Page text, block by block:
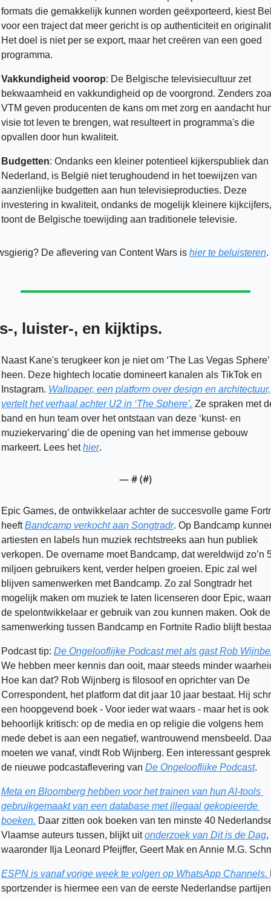
formats die gemakkelijk kunnen worden geëxporteerd, kiest
voor een traject dat meer gericht is op authenticiteit en
Het doel is niet per se export, maar het creëren van een goed
programma.
Vakkundigheid voorop: De Belgische televisiecultuur zet
bekwaamheid en vakkundigheid op de voorgrond. Zenders
VTM geven producenten de kans om met zorg en aandacht
visie tot leven te brengen, wat resulteert in programma's die
opvallen door hun kwaliteit.
Budgetten: Ondanks een kleiner potentieel kijkerspubliek dan
Nederland, is België niet terughoudend in het toewijzen van
aanzienlijke budgetten aan hun televisieproducties. Deze
investering in kwaliteit, ondanks de mogelijk kleinere kijkcijfers,
toont de Belgische toewijding aan traditionele televisie.
De aflevering van Content Wars is hier te beluisteren.
, luister-, en kijktips.
Naast Kane's terugkeer kon je niet om ‘The Las Vegas Sphere’
heen. Deze hightech locatie domineert kanalen als TikTok en
Instagram. Wallpaper, een platform over design en architectuur,
vertelt het verhaal achter U2 in ‘The Sphere’. Ze spraken met
band en hun team over het ontstaan van deze ‘kunst- en
muziekervaring’ die de opening van het immense gebouw
markeert. Lees het hier.
— # (#)
Epic Games, de ontwikkelaar achter de succesvolle game
heeft Bandcamp verkocht aan Songtradr. Op Bandcamp
artiesten en labels hun muziek rechtstreeks aan hun publiek
verkopen. De overname moet Bandcamp, dat wereldwijd zo’n
miljoen gebruikers kent, verder helpen groeien. Epic zal wel
blijven samenwerken met Bandcamp. Zo zal Songtradr het
mogelijk maken om muziek te laten licenseren door Epic,
de spelontwikkelaar er gebruik van zou kunnen maken. Ook de
samenwerking tussen Bandcamp en Fortnite Radio blijft
Podcast tip: De Ongelooflijke Podcast met als gast Rob
We hebben meer kennis dan ooit, maar steeds minder
Hoe kan dat? Rob Wijnberg is filosoof en oprichter van De
Correspondent, het platform dat dit jaar 10 jaar bestaat. Hij
een hoopgevend boek - Voor ieder wat waars - maar het is ook
behoorlijk kritisch: op de media en op religie die volgens hem
mede debet is aan een negatief, wantrouwend mensbeeld.
moeten we vanaf, vindt Rob Wijnberg. Een interessant
de nieuwe podcastaflevering van De Ongelooflijke Podcast.
Meta en Bloomberg hebben voor het trainen van hun AI-tools
gebruikgemaakt van een database met illegaal gekopieerde
boeken. Daar zitten ook boeken van ten minste 40
Vlaamse auteurs tussen, blijkt uit onderzoek van Dit is de Dag,
waaronder Ilja Leonard Pfeijffer, Geert Mak en Annie M.G.
ESPN is vanaf vorige week te volgen op WhatsApp Channels.
sportzender is hiermee een van de eerste Nederlandse